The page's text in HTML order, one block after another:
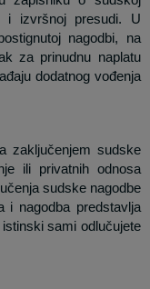
i izvršnoj presudi. U
nagodbi, na
za prinudnu naplatu
dodatnog vođenja
zaključenjem sudske
ili privatnih odnosa
sudske nagodbe
i nagodba predstavlja
sami odlučujete